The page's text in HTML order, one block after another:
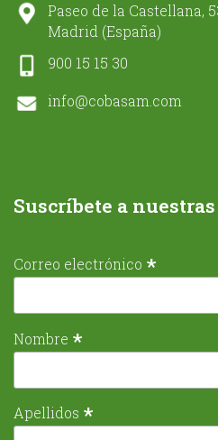
Paseo de la Castellana,
Madrid (España)
900 15 15 30
info@cobasam.com
Suscríbete a
Correo electrónico *
Nombre *
Apellidos *